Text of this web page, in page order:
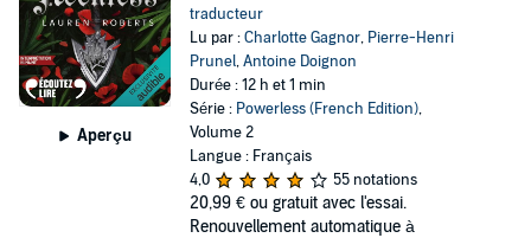
Aperçu
traducteur
Lu par :Charlotte Gagnor, Pierre-Henri
Prunel,Antoine Doignon
Durée : 12 h et 1 min
Série : Powerless (French Edition),
Volume 2
Langue : Français
4,0
55 notations
20,99 € ou gratuit avec l'essai.
Renouvellement automatique à